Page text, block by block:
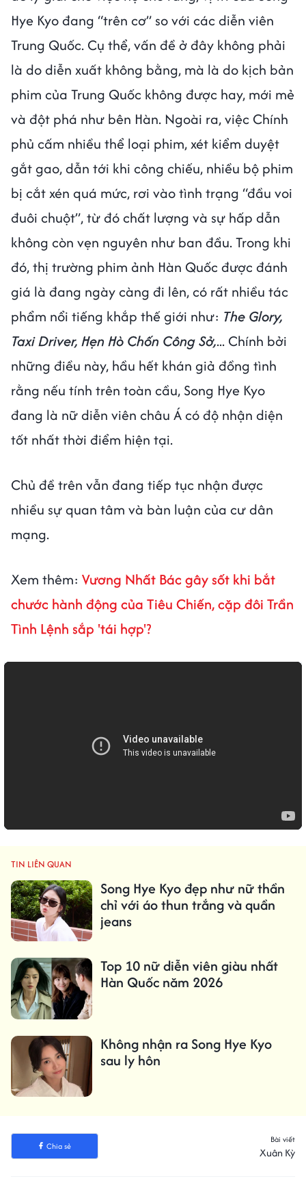
Hye Kyo đang “trên cơ” so với các diễn viên
Trung Quốc. Cụ thể, vấn đề ở đây không phải
là do diễn xuất không bằng, mà là do kịch bản
phim của Trung Quốc không được hay, mới mẻ
và đột phá như bên Hàn. Ngoài ra, việc Chính
phủ cấm nhiều thể loại phim, xét kiểm duyệt
gắt gao, dẫn tới khi công chiếu, nhiều bộ phim
bị cắt xén quá mức, rơi vào tình trạng “đầu voi
đuôi chuột”, từ đó chất lượng và sự hấp dẫn
không còn vẹn nguyên như ban đầu. Trong khi
đó, thị trường phim ảnh Hàn Quốc được đánh
giá là đang ngày càng đi lên, có rất nhiều tác
phẩm nổi tiếng khắp thế giới như: The Glory,
Taxi Driver, Hẹn Hò Chốn Công Sở,... Chính bởi
những điều này, hầu hết khán giả đồng tình
rằng nếu tính trên toàn cầu, Song Hye Kyo
đang là nữ diễn viên châu Á có độ nhận diện
tốt nhất thời điểm hiện tại.
Chủ đề trên vẫn đang tiếp tục nhận được
nhiều sự quan tâm và bàn luận của cư dân
mạng.
Xem thêm: Vương Nhất Bác gây sốt khi bắt
chước hành động của Tiêu Chiến, cặp đôi Trần
Tình Lệnh sắp 'tái hợp'?
TIN LIÊN QUAN
Song Hye Kyo đẹp như nữ thần
chỉ với áo thun trắng và quần
jeans
Top 10 nữ diễn viên giàu nhất
Hàn Quốc năm 2026
Không nhận ra Song Hye Kyo
sau ly hôn
Chia sẻ
Bài viết
Xuân Kỳ